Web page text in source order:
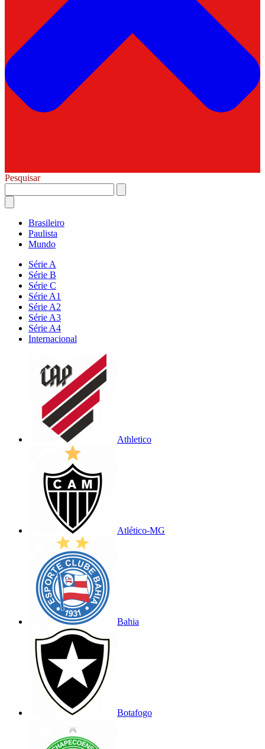
Pesquisar
Brasileiro
Paulista
Mundo
Série A
Série B
Série C
Série A1
Série A2
Série A3
Série A4
Internacional
Athletico
Atlético-MG
Bahia
Botafogo